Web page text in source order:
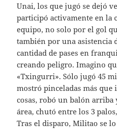
Unai, los que jugó se dejó
participó activamente en la
equipo, no solo por el gol
también por una asistencia
cantidad de pases en
creando peligro. Imagino
«Txingurri». Sólo jugó 45
mostró pinceladas más que
cosas, robó un balón arriba
área, chutó entre los 3
Tras el disparo, Militao se